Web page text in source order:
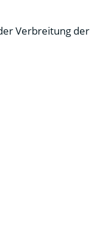
Verbreitung der